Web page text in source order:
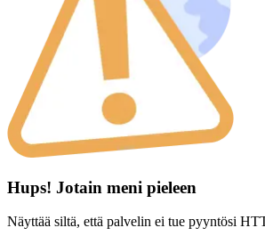
Hups! Jotain meni pieleen
Näyttää siltä, että palvelin ei tue pyyntösi